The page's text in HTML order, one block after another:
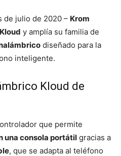
de julio de 2020 – Krom
Kloud y amplía su familia de
diseñado para la
inteligente.
Kloud de
que permite
una consola portátil gracias a
, que se adapta al teléfono